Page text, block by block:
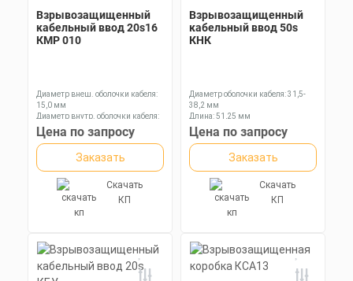
Взрывозащищенный
кабельный ввод 20s16
КМР 010
Диаметр внеш. оболочки кабеля:
15,0 мм
Диаметр внутр. оболочки кабеля:
9,5 мм
Диаметр оболочки кабеля: 3,1-8,6
мм
Цена по запросу
Заказать
Скачать
КП
Взрывозащищенный
кабельный ввод 50s
КНК
Диаметр оболочки кабеля: 31,5-
38,2 мм
Длина: 51,25 мм
Ключ: 55 мм
Цена по запросу
Заказать
Скачать
КП